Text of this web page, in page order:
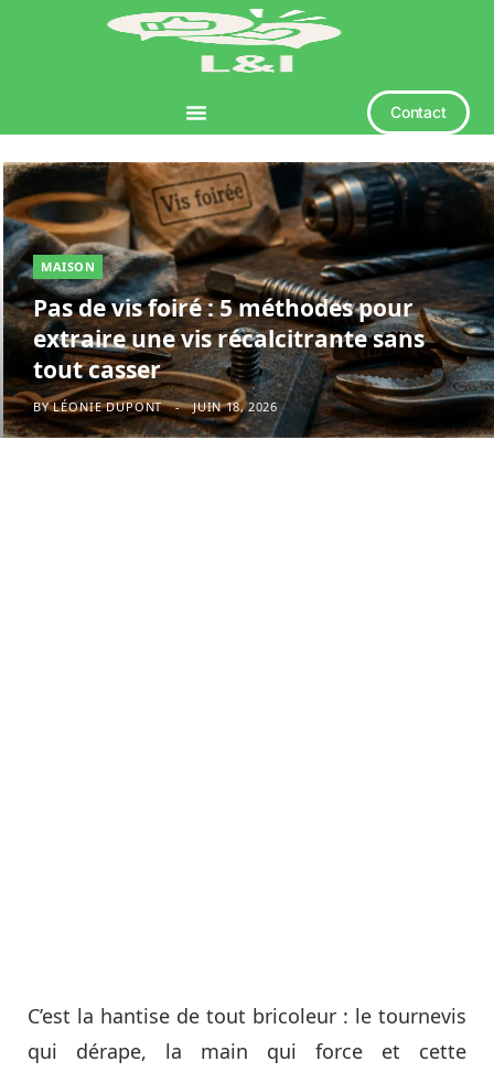
Contact
MAISON
Pas de vis foiré : 5 méthodes pour
extraire une vis récalcitrante sans
tout casser
BY LÉONIE DUPONT JUIN 18, 2026
C’est la hantise de tout bricoleur : le tournevis
qui dérape, la main qui force et cette